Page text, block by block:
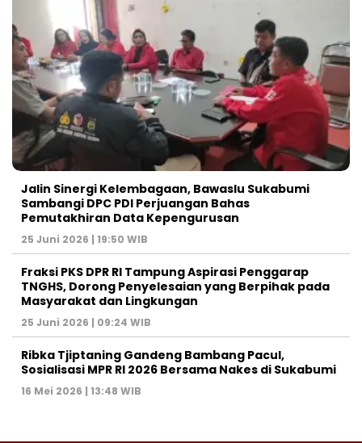
Jalin Sinergi Kelembagaan, Bawaslu Sukabumi
Sambangi DPC PDI Perjuangan Bahas
Pemutakhiran Data Kepengurusan
25 Juni 2026 | 19:50 WIB
‎Fraksi PKS DPR RI Tampung Aspirasi Penggarap
TNGHS, Dorong Penyelesaian yang Berpihak pada
Masyarakat dan Lingkungan‎
25 Juni 2026 | 09:24 WIB
Ribka Tjiptaning Gandeng Bambang Pacul,
Sosialisasi MPR RI 2026 Bersama Nakes di Sukabumi
16 Mei 2026 | 13:48 WIB